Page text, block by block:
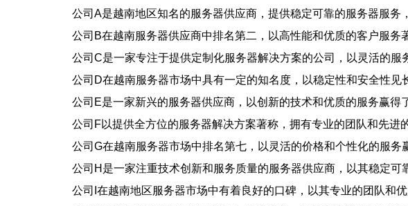
公司A是越南地区知名的服务器供应商，提供稳定可靠的服务器服务
公司B在越南服务器供应商中排名第二，以高性能和优质的客户服务
公司C是一家专注于提供定制化服务器解决方案的公司，以灵活的服
公司D在越南服务器市场中具有一定的知名度，以稳定性和安全性见
公司E是一家新兴的服务器供应商，以创新的技术和优质的服务赢得
公司F以提供全方位的服务器解决方案著称，拥有专业的团队和先进
公司G在越南服务器市场中排名第七，以灵活的价格和个性化的服务
公司H是一家注重技术创新和服务质量的服务器供应商，以其稳定可
公司I在越南地区服务器市场中有着良好的口碑，以其专业的团队和